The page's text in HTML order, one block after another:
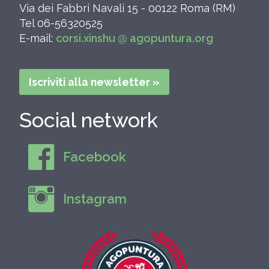
Via dei Fabbri Navali 15 - 00122 Roma (RM)
Tel 06-56320525
E-mail: corsi.xinshu @ agopuntura.org
Iscriviti alla newsletter »
Social network
Facebook
Instagram